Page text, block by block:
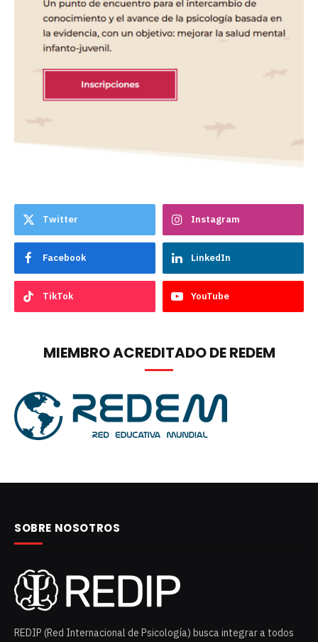
Twitter Instagram
Facebook LinkedIn
TikTok YouTube
MIEMBRO ACREDITADO DE REDEM
SOBRE NOSOTROS
REDIP (Red Internacional de Psicología) busca integrar a todos